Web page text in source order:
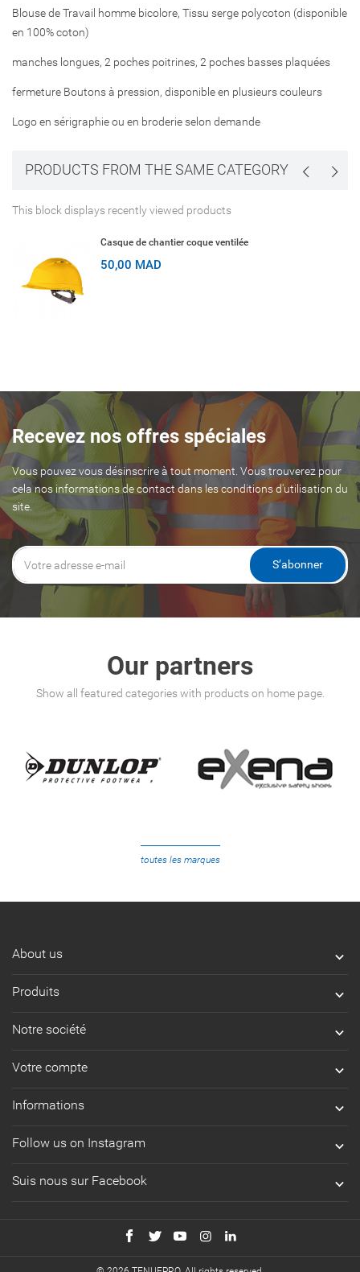
Blouse de Travail homme bicolore, Tissu serge polycoton (disponible
en 100% coton)
manches longues, 2 poches poitrines, 2 poches basses plaquées
fermeture Boutons à pression, disponible en plusieurs couleurs
Logo en sérigraphie ou en broderie selon demande
PRODUCTS FROM THE SAME CATEGORY
This block displays recently viewed products
Casque de chantier coque ventilée
50,00 MAD
Recevez nos offres spéciales
Vous pouvez vous désinscrire à tout moment. Vous trouverez pour
cela nos informations de contact dans les conditions d'utilisation du
site.
S’abonner
Our partners
Show all featured categories with products on home page.
toutes les marques
About us 
Produits 
Notre société 
Votre compte 
Informations 
Follow us on Instagram 
Suis nous sur Facebook 